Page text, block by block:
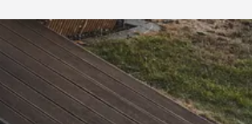
Versand